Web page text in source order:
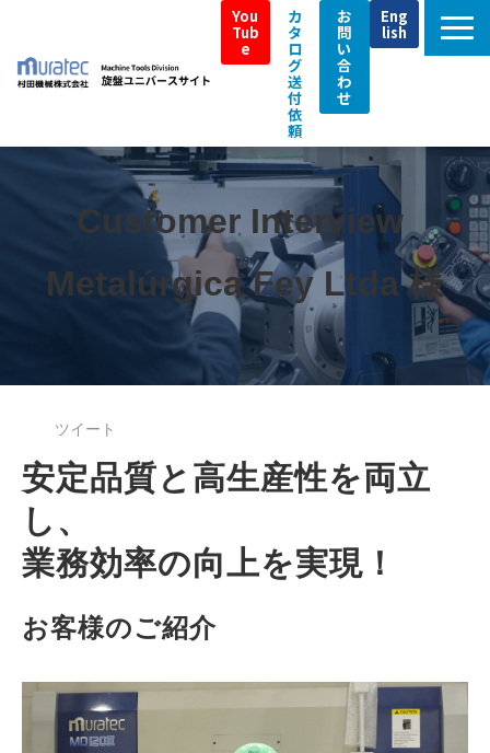
You
Tub
e
カ
タ
ロ
グ
送
付
依
頼
お
問
い
合
わ
せ
Eng
lish
TOP
ムラテックの強み
製品特長
即納機
導入事例／Customer Interview
補助金・税制支援情報
Customer Interview
Metalúrgica Fey Ltda 様
ツイート
安定品質と高生産性を両立
し、
業務効率の向上を実現！
お客様のご紹介